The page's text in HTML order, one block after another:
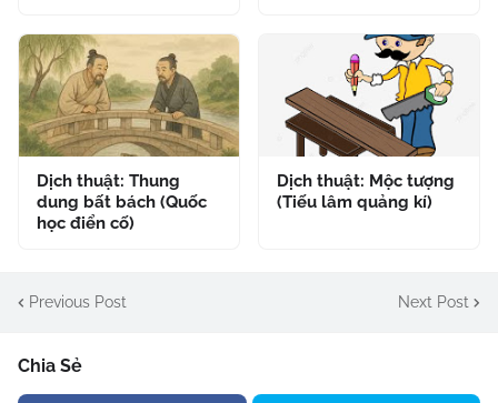
Dịch thuật: Thung
dung bất bách (Quốc
học điển cố)
Dịch thuật: Mộc tượng
(Tiếu lâm quảng kí)
Previous Post Next Post
Chia Sẻ